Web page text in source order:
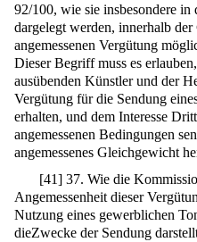
92/100, wie sie insbesondere
dargelegt werden, innerhalb
angemessenen Vergütung
Dieser Begriff muss es
ausübenden Künstler und der
Vergütung für die Sendung
erhalten, und dem Interesse
angemessenen Bedingungen
angemessenes Gleichgewicht
[41] 37. Wie die
Angemessenheit dieser
Nutzung eines gewerblichen
dieZwecke der Sendung